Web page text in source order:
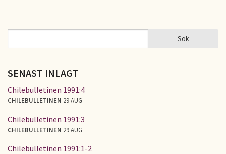
SÖKFORMULÄR Sök
SENAST INLAGT
Chilebulletinen 1991:4
CHILEBULLETINEN 29 AUG
Chilebulletinen 1991:3
CHILEBULLETINEN 29 AUG
Chilebulletinen 1991:1-2